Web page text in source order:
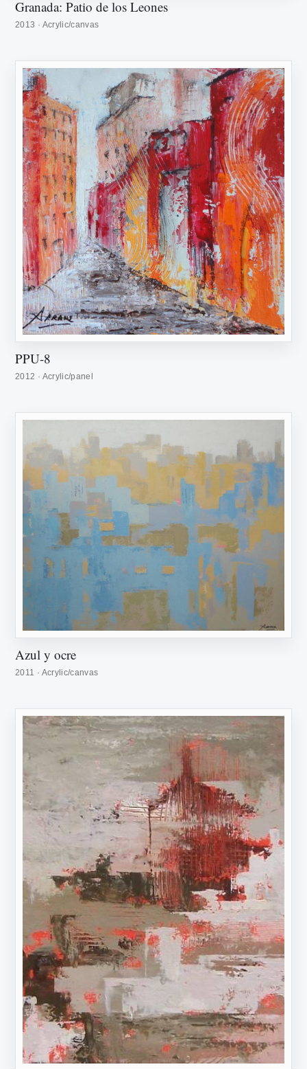
Granada: Patio de los Leones
2013 · Acrylic/canvas
PPU-8
2012 · Acrylic/panel
Azul y ocre
2011 · Acrylic/canvas